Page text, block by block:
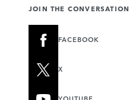
JOIN THE CONVERSATION
FACEBOOK
X